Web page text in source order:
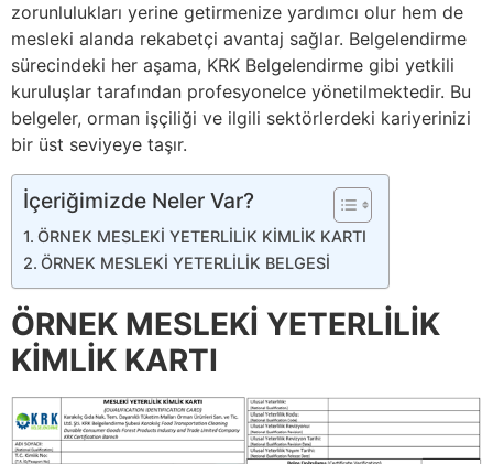
zorunlulukları yerine getirmenize yardımcı olur hem de
mesleki alanda rekabetçi avantaj sağlar. Belgelendirme
sürecindeki her aşama, KRK Belgelendirme gibi yetkili
kuruluşlar tarafından profesyonelce yönetilmektedir. Bu
belgeler, orman işçiliği ve ilgili sektörlerdeki kariyerinizi
bir üst seviyeye taşır.
İçeriğimizde Neler Var?
ÖRNEK MESLEKİ YETERLİLİK KİMLİK KARTI
ÖRNEK MESLEKİ YETERLİLİK BELGESİ
ÖRNEK MESLEKİ YETERLİLİK
KİMLİK KARTI